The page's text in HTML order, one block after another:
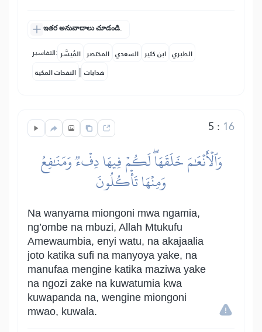
ఇతర అనువాదాలు చూడండి.
التفاسير: المُيسَّر المختصر السعدي ابن كثير الطبري
النفحات المكية | هدايات
5 : 16
وَٱلۡأَنۡعَٰمَ خَلَقَهَاۖ لَكُمۡ فِيهَا دِفۡءٞ وَمَنَٰفِعُ
وَمِنۡهَا تَأۡكُلُونَ
Na wanyama miongoni mwa ngamia,
ng’ombe na mbuzi, Allah Mtukufu
Amewaumbia, enyi watu, na akajaalia
joto katika sufi na manyoya yake, na
manufaa mengine katika maziwa yake
na ngozi zake na kuwatumia kwa
kuwapanda na, wengine miongoni
mwao, kuwala.